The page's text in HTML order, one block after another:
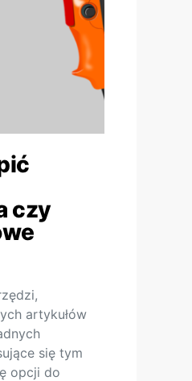
czy
artykułów
się tym
opcji do